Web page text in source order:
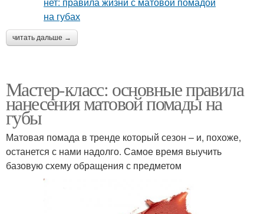
читать дальше →
Мастер-класс: основные правила
нанесения матовой помады на
губы
Матовая помада в тренде который сезон – и, похоже,
останется с нами надолго. Самое время выучить
базовую схему обращения с предметом